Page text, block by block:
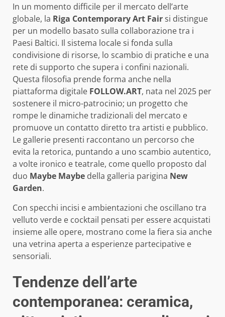
In un momento difficile per il mercato dell’arte
globale, la Riga Contemporary Art Fairsi distingue
per un modello basato sulla collaborazione tra i
Paesi Baltici. Il sistema locale si fonda sulla
condivisione di risorse, lo scambio di pratiche e una
rete di supporto che supera i confini nazionali.
Questa filosofia prende forma anche nella
piattaforma digitale FOLLOW.ART, nata nel 2025 per
sostenere il micro-patrocinio; un progetto che
rompe le dinamiche tradizionali del mercato e
promuove un contatto diretto tra artisti e pubblico.
Le gallerie presenti raccontano un percorso che
evita la retorica, puntando a uno scambio autentico,
a volte ironico e teatrale, come quello proposto dal
duo Maybe Maybe della galleria parigina New
Garden.
Con specchi incisi e ambientazioni che oscillano tra
velluto verde e cocktail pensati per essere acquistati
insieme alle opere, mostrano come la fiera sia anche
una vetrina aperta a esperienze partecipative e
sensoriali.
Tendenze dell’arte
contemporanea: ceramica,